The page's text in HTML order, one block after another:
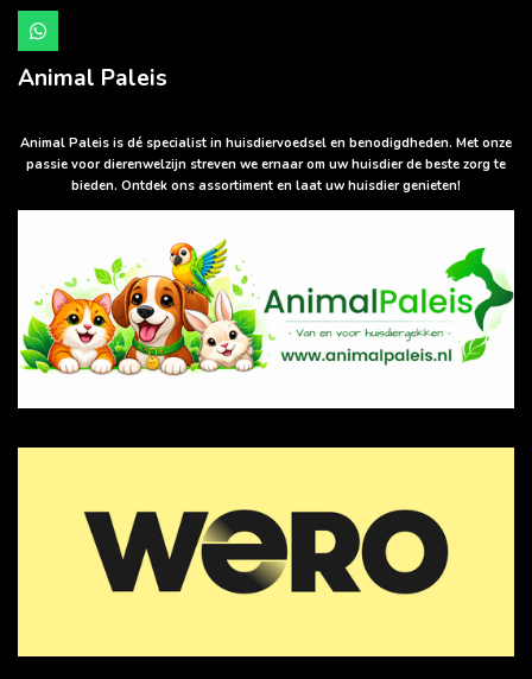
W
h
a
t
p
p
Animal Paleis
Animal Paleis is dé specialist in huisdiervoedsel en benodigdheden. Met onze
passie voor dierenwelzijn streven we ernaar om uw huisdier de beste zorg te
bieden. Ontdek ons assortiment en laat uw huisdier genieten!